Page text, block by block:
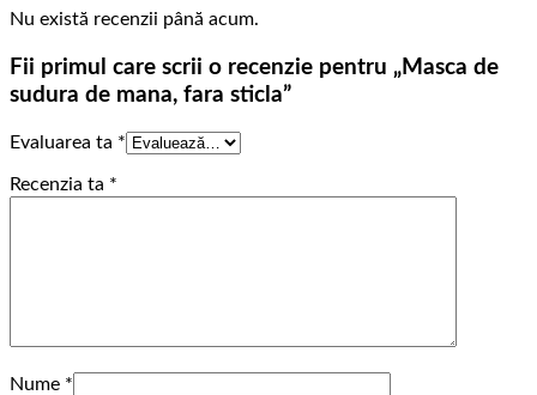
Nu există recenzii până acum.
Fii primul care scrii o recenzie pentru „Masca de
sudura de mana, fara sticla”
Evaluarea ta *
Recenzia ta *
Nume *